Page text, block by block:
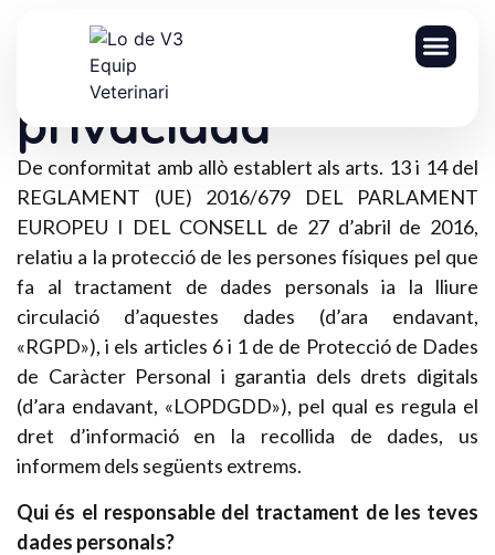
Política de
privacidad
De conformitat amb allò establert als arts. 13 i 14 del
REGLAMENT (UE) 2016/679 DEL PARLAMENT
EUROPEU I DEL CONSELL de 27 d’abril de 2016,
relatiu a la protecció de les persones físiques pel que
fa al tractament de dades personals ia la lliure
circulació d’aquestes dades (d’ara endavant,
«RGPD»), i els articles 6 i 1 de de Protecció de Dades
de Caràcter Personal i garantia dels drets digitals
(d’ara endavant, «LOPDGDD»), pel qual es regula el
dret d’informació en la recollida de dades, us
informem dels següents extrems.
Qui és el responsable del tractament de les teves
dades personals?